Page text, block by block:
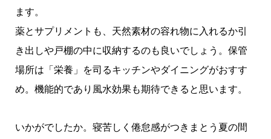
ます。
薬とサプリメントも、天然素材の容れ物に入れるか引
き出しや戸棚の中に収納するのも良いでしょう。保管
場所は「栄養」を司るキッチンやダイニングがおすす
め。機能的であり風水効果も期待できると思います。
いかがでしたか。寝苦しく倦怠感がつきまとう夏の間